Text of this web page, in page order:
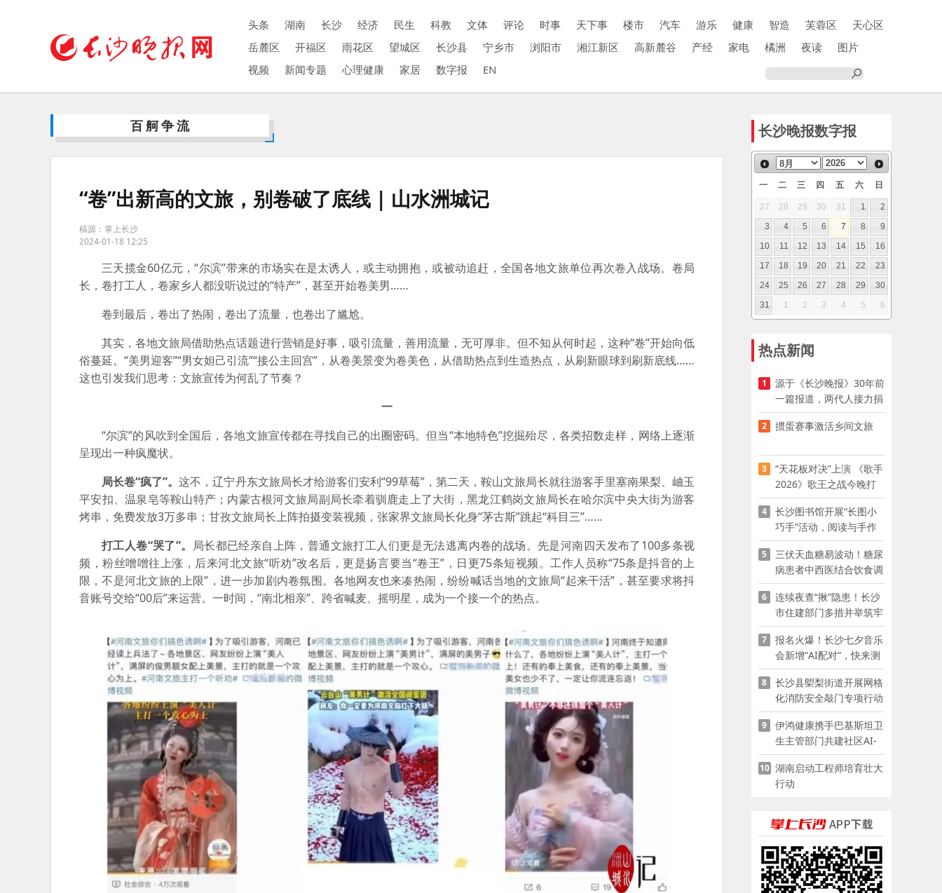
头条 湖南 长沙 经济 民生 科教 文体 评论 时事 天下事 楼市 汽车 游乐 健康 智造 芙蓉区
天心区
岳麓区
开福区 雨花区 望城区 长沙县 宁乡市 浏阳市 湘江新区 高新麓谷 产经 家电 橘洲 夜读
图片
视频
新闻专题 心理健康 家居 数字报 EN
百舸争流
“卷”出新高的文旅，别卷破了底线 | 山水洲城记
稿源：掌上长沙
2024-01-18 12:25
三天揽金60亿元，“尔滨”带来的市场实在是太诱人，或主动拥抱，或被动追赶，全国各地文旅单位再次卷入战场。卷局
长，卷打工人，卷家乡人都没听说过的“特产”，甚至开始卷美男……
卷到最后，卷出了热闹，卷出了流量，也卷出了尴尬。
其实，各地文旅局借助热点话题进行营销是好事，吸引流量，善用流量，无可厚非。但不知从何时起，这种“卷”开始向低
俗蔓延。“美男迎客”“男女妲己引流”“接公主回宫”，从卷美景变为卷美色，从借助热点到生造热点，从刷新眼球到刷新底线……
这也引发我们思考：文旅宣传为何乱了节奏？
一
“尔滨”的风吹到全国后，各地文旅宣传都在寻找自己的出圈密码。但当“本地特色”挖掘殆尽，各类招数走样，网络上逐渐
呈现出一种疯魔状。
局长卷“疯了”。这不，辽宁丹东文旅局长才给游客们安利“99草莓”，第二天，鞍山文旅局长就往游客手里塞南果梨、岫玉
平安扣、温泉皂等鞍山特产；内蒙古根河文旅局副局长牵着驯鹿走上了大街，黑龙江鹤岗文旅局长在哈尔滨中央大街为游客
烤串，免费发放3万多串；甘孜文旅局长上阵拍摄变装视频，张家界文旅局长化身“茅古斯”跳起“科目三”……
打工人卷“哭了”。 局长都已经亲自上阵，普通文旅打工人们更是无法逃离内卷的战场。先是河南四天发布了100多条视
频，粉丝噌噌往上涨，后来河北文旅“听劝”改名后，更是扬言要当“卷王”，日更75条短视频。工作人员称“75条是抖音的上
限，不是河北文旅的上限”，进一步加剧内卷氛围。各地网友也来凑热闹，纷纷喊话当地的文旅局“起来干活”，甚至要求将抖
音账号交给“00后”来运营。一时间，“南北相亲”、跨省喊麦、摇明星，成为一个接一个的热点。
长沙晚报数字报
一 二 三 四 五 六 日
27 28 29 30 31 1
2
3
4 5 6 7 8
9
10
11 12 13 14 15
16
17
18 19 20 21 22
23
24
25 26 27 28 29
30
31
1 2 3 4 5 6
热点新闻
1
源于《长沙晚报》30年前
一篇报道，两代人接力捐
资助学
2 掼蛋赛事激活乡间文旅
3
“天花板对决”上演 《歌手
2026》歌王之战今晚打
响
4
长沙图书馆开展“长图小
巧手”活动，阅读与手作
赋能少儿暑期成长
5
三伏天血糖易波动！糖尿
病患者中西医结合饮食调
养指南
6
连续夜查“揪”隐患！长沙
市住建部门多措并举筑牢
夏季建筑施工安全防线
7
报名火爆！长沙七夕音乐
会新增“AI配对”，快来测
测你的七夕缘分
8
长沙县㮾梨街道开展网格
化消防安全敲门专项行动
9
伊鸿健康携手巴基斯坦卫
生主管部门共建社区AI-
POCT生态
10 湖南启动工程师培育壮大
行动